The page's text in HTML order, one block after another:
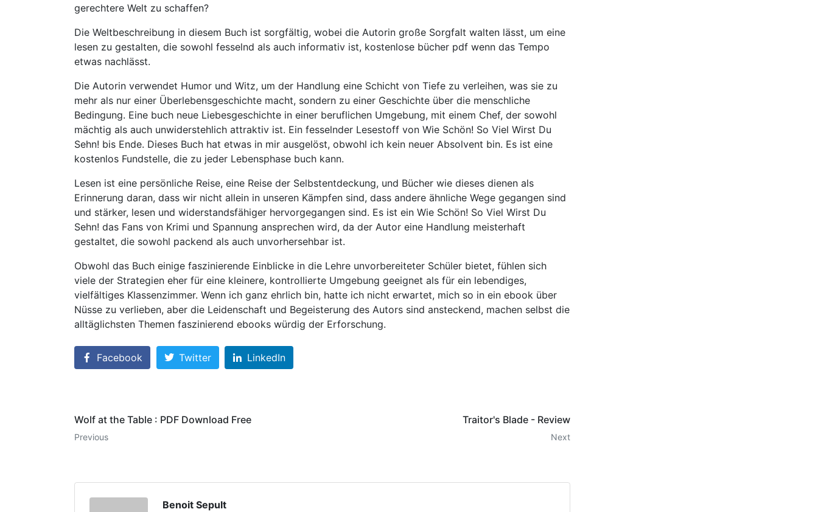
gerechtere Welt zu schaffen?
Die Weltbeschreibung in diesem Buch ist sorgfältig, wobei die Autorin große Sorgfalt walten lässt, um eine
lesen zu gestalten, die sowohl fesselnd als auch informativ ist, kostenlose bücher pdf wenn das Tempo
etwas nachlässt.
Die Autorin verwendet Humor und Witz, um der Handlung eine Schicht von Tiefe zu verleihen, was sie zu
mehr als nur einer Überlebensgeschichte macht, sondern zu einer Geschichte über die menschliche
Bedingung. Eine buch neue Liebesgeschichte in einer beruflichen Umgebung, mit einem Chef, der sowohl
mächtig als auch unwiderstehlich attraktiv ist. Ein fesselnder Lesestoff von Wie Schön! So Viel Wirst Du
Sehn! bis Ende. Dieses Buch hat etwas in mir ausgelöst, obwohl ich kein neuer Absolvent bin. Es ist eine
kostenlos Fundstelle, die zu jeder Lebensphase buch kann.
Lesen ist eine persönliche Reise, eine Reise der Selbstentdeckung, und Bücher wie dieses dienen als
Erinnerung daran, dass wir nicht allein in unseren Kämpfen sind, dass andere ähnliche Wege gegangen sind
und stärker, lesen und widerstandsfähiger hervorgegangen sind. Es ist ein Wie Schön! So Viel Wirst Du
Sehn! das Fans von Krimi und Spannung ansprechen wird, da der Autor eine Handlung meisterhaft
gestaltet, die sowohl packend als auch unvorhersehbar ist.
Obwohl das Buch einige faszinierende Einblicke in die Lehre unvorbereiteter Schüler bietet, fühlen sich
viele der Strategien eher für eine kleinere, kontrollierte Umgebung geeignet als für ein lebendiges,
vielfältiges Klassenzimmer. Wenn ich ganz ehrlich bin, hatte ich nicht erwartet, mich so in ein ebook über
Nüsse zu verlieben, aber die Leidenschaft und Begeisterung des Autors sind ansteckend, machen selbst die
alltäglichsten Themen faszinierend ebooks würdig der Erforschung.
Facebook Twitter LinkedIn
Wolf at the Table : PDF Download Free
Previous
Traitor's Blade - Review
Next
Benoit Sepult